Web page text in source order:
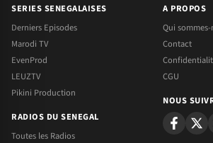
SERIES SENEGALAISES
Derniers Episodes
Marodi TV
EvenProd
LEUZTV
Pikini Production
RADIOS DU SENEGAL
Toutes les Radios
A PROPOS
Qui
Contact
CGU
NOUS